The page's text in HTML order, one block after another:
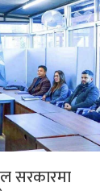
सरकारमा